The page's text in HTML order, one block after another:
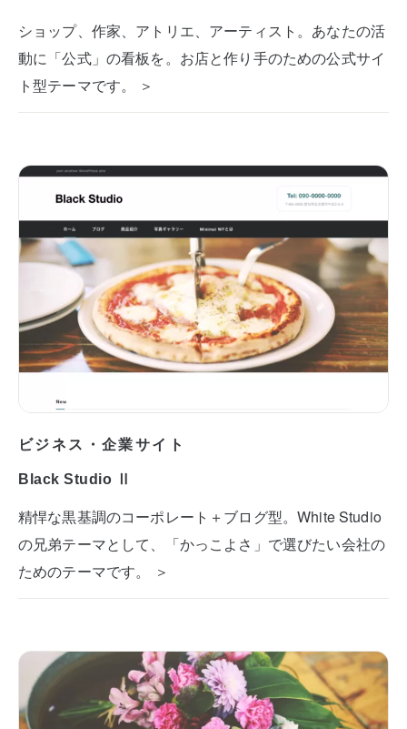
ショップ、作家、アトリエ、アーティスト。あなたの活
動に「公式」の看板を。お店と作り手のための公式サイ
ト型テーマです。 ＞
ビジネス・企業サイト
Black Studio Ⅱ
精悍な黒基調のコーポレート＋ブログ型。White Studio
の兄弟テーマとして、「かっこよさ」で選びたい会社の
ためのテーマです。 ＞